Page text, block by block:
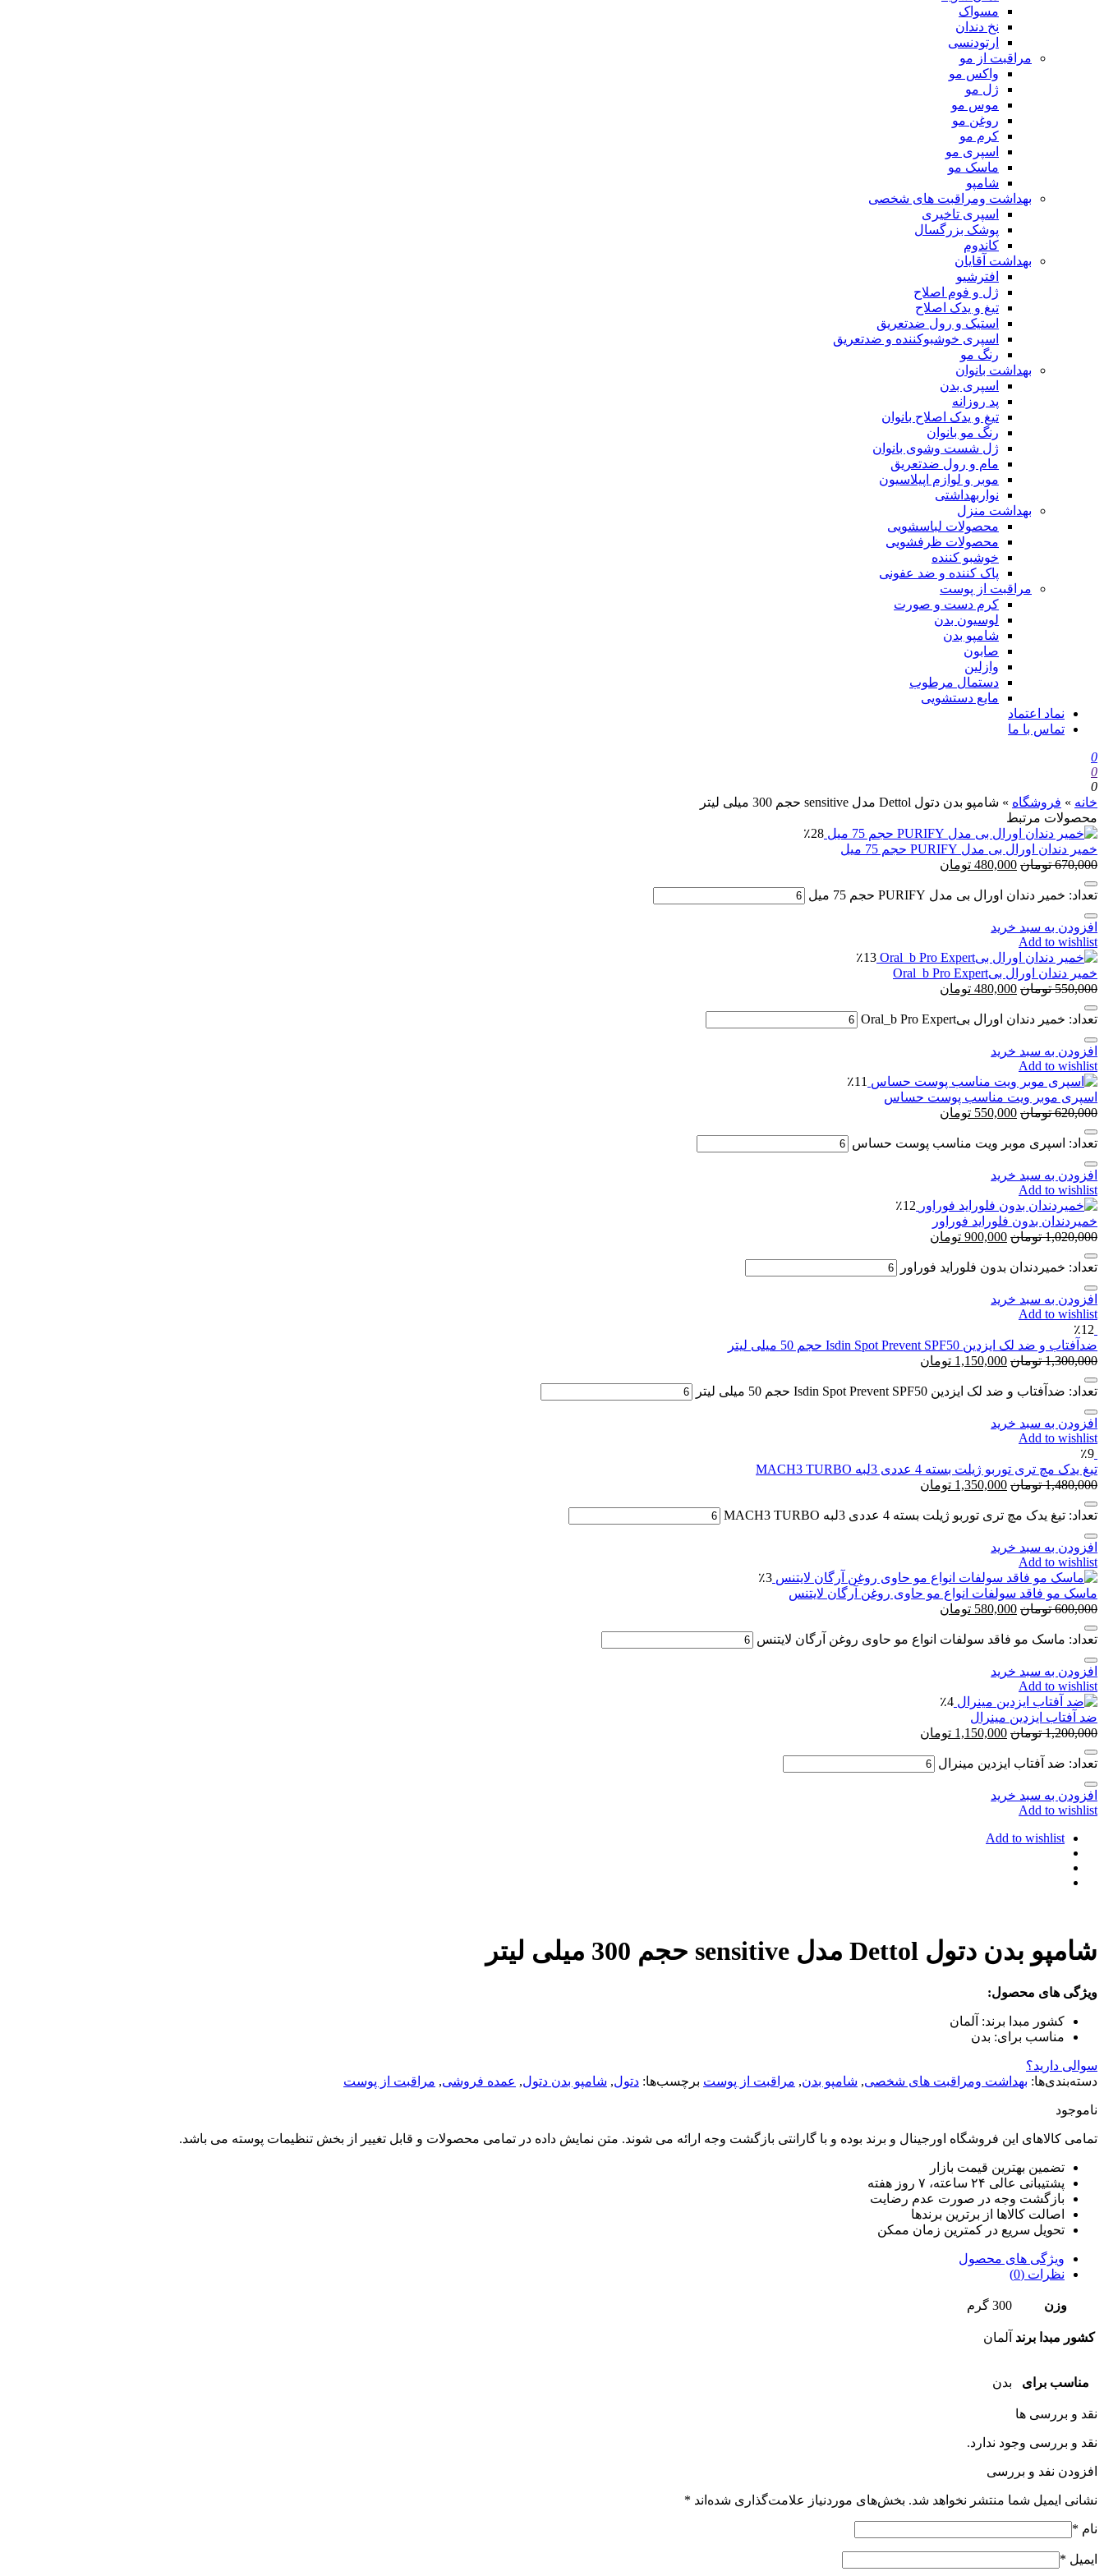
مسواک
نخ دندان
ارتودنسی
مراقبت از مو
واکس مو
ژل مو
موس مو
روغن مو
کرم مو
اسپری مو
ماسک مو
شامپو
بهداشت ومراقبت های شخصی
اسپری تاخیری
پوشک بزرگسال
کاندوم
بهداشت آقایان
افترشیو
ژل و فوم اصلاح
تیغ و یدک اصلاح
استیک و رول ضدتعریق
اسپری خوشبوکننده و ضدتعریق
رنگ مو
بهداشت بانوان
اسپری بدن
پد روزانه
تیغ و یدک اصلاح بانوان
رنگ مو بانوان
ژل شست وشوی بانوان
مام و رول ضدتعریق
موبر و لوازم اپیلاسیون
نواربهداشتی
بهداشت منزل
محصولات لباسشویی
محصولات ظرفشویی
خوشبو کننده
پاک کننده و ضد عفونی
مراقبت از پوست
کرم دست و صورت
لوسیون بدن
شامپو بدن
صابون
وازلین
دستمال مرطوب
مایع دستشویی
نماد اعتماد
تماس با ما
0
0
0
خانه » فروشگاه » شامپو بدن دتول Dettol مدل sensitive حجم 300 میلی لیتر
محصولات مرتبط
٪28
خمیر دندان اورال بی مدل PURIFY حجم 75 میل
670,000 تومان 480,000 تومان
تعداد: خمیر دندان اورال بی مدل PURIFY حجم 75 میل
افزودن به سبد خرید
Add to wishlist
٪13
خمیر دندان اورال بیOral_b Pro Expert
550,000 تومان 480,000 تومان
تعداد: خمیر دندان اورال بیOral_b Pro Expert
افزودن به سبد خرید
Add to wishlist
٪11
اس‍پری موبر ویت مناسب پوست حساس
620,000 تومان 550,000 تومان
تعداد: اس‍پری موبر ویت مناسب پوست حساس
افزودن به سبد خرید
Add to wishlist
٪12
خمیردندان بدون فلوراید فوراور
1,020,000 تومان 900,000 تومان
تعداد: خمیردندان بدون فلوراید فوراور
افزودن به سبد خرید
Add to wishlist
٪12
ضدآفتاب و ضد لک ایزدین Isdin Spot Prevent SPF50 حجم 50 میلی لیتر
1,300,000 تومان 1,150,000 تومان
تعداد: ضدآفتاب و ضد لک ایزدین Isdin Spot Prevent SPF50 حجم 50 میلی لیتر
افزودن به سبد خرید
Add to wishlist
٪9
تیغ یدک مچ تری توربو ژیلت بسته 4 عددی 3لبه MACH3 TURBO
1,480,000 تومان 1,350,000 تومان
تعداد: تیغ یدک مچ تری توربو ژیلت بسته 4 عددی 3لبه MACH3 TURBO
افزودن به سبد خرید
Add to wishlist
٪3
ماسک مو فاقد سولفات انواع مو حاوی روغن آرگان لایتنس
600,000 تومان 580,000 تومان
تعداد: ماسک مو فاقد سولفات انواع مو حاوی روغن آرگان لایتنس
افزودن به سبد خرید
Add to wishlist
٪4
ضد آفتاب ایزدین مینرال
1,200,000 تومان 1,150,000 تومان
تعداد: ضد آفتاب ایزدین مینرال
افزودن به سبد خرید
Add to wishlist
Add to wishlist
شامپو بدن دتول Dettol مدل sensitive حجم 300 میلی لیتر
ویژگی های محصول:
کشور مبدا برند: آلمان
مناسب برای: بدن
سوالی دارید؟
دسته‌بندی‌ها: بهداشت ومراقبت های شخصی, شامپو بدن, مراقبت از پوست برچسب‌ها: دتول, شامپو بدن دتول, عمده فروشی, مراقبت از پوست
ناموجود
تمامی کالاهای این فروشگاه اورجینال و برند بوده و با گارانتی بازگشت وجه ارائه می شوند. متن نمایش داده در تمامی محصولات و قابل تغییر از بخش تنظیمات پوسته می باشد.
تضمین بهترین قیمت بازار
پشتیبانی عالی ۲۴ ساعته، ۷ روز هفته
بازگشت وجه در صورت عدم رضایت
اصالت کالاها از برترین برندها
تحویل سریع در کمترین زمان ممکن
ویژگی های محصول
نظرات (0)
وزن 300 گرم
کشور مبدا برند آلمان
مناسب برای بدن
نقد و بررسی ها
نقد و بررسی وجود ندارد.
افزودن نفد و بررسی
نشانی ایمیل شما منتشر نخواهد شد. بخش‌های موردنیاز علامت‌گذاری شده‌اند *
نام *
ایمیل *